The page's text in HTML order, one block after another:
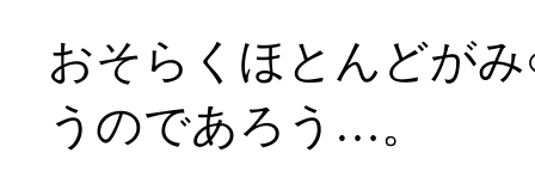
おそらくほとんどが
うのであろう…。